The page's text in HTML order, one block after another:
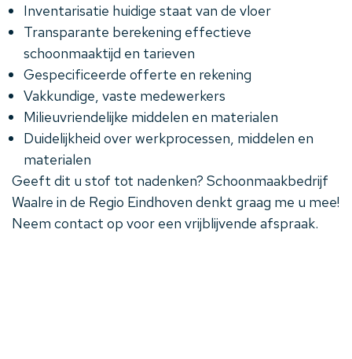
Inventarisatie huidige staat van de vloer
Transparante berekening effectieve
schoonmaaktijd en tarieven
Gespecificeerde offerte en rekening
Vakkundige, vaste medewerkers
Milieuvriendelijke middelen en materialen
Duidelijkheid over werkprocessen, middelen en
materialen
Geeft dit u stof tot nadenken? Schoonmaakbedrijf
Waalre in de Regio Eindhoven denkt graag me u mee!
Neem contact op voor een vrijblijvende afspraak.